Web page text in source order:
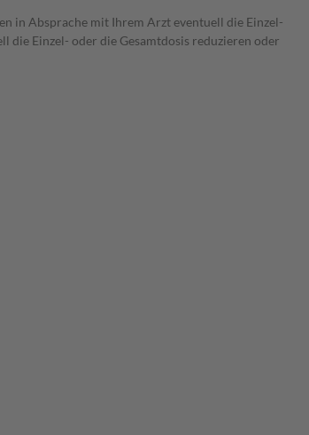
in Absprache mit Ihrem Arzt eventuell die Einzel-
die Einzel- oder die Gesamtdosis reduzieren oder